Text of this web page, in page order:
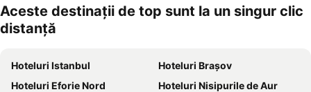
animale
Aceste destinații de top sunt la un singur clic
distanță
Hoteluri Istanbul
Hoteluri Brașov
Hoteluri Eforie Nord
Hoteluri Nisipurile de Aur